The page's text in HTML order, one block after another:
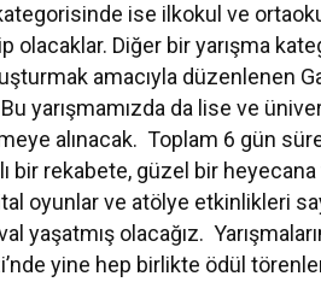
ise ilkokul ve
olacaklar. Diğer bir yarışma
amacıyla düzenlenen
yarışmamızda da lise ve
alınacak. Toplam 6 gün
bir rekabete, güzel bir
oyunlar ve atölye etkinlikleri
yaşatmış olacağız.
yine hep birlikte ödül